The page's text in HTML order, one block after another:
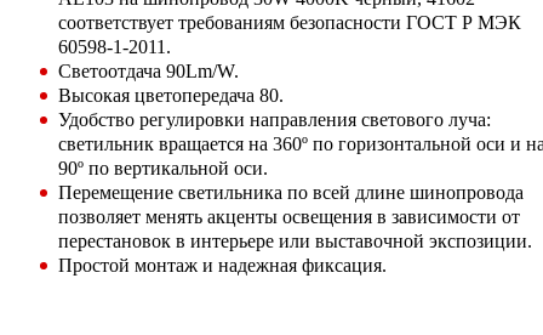
соответствует требованиям безопасности ГОСТ Р МЭК
60598-1-2011.
Светоотдача 90Lm/W.
Высокая цветопередача 80.
Удобство регулировки направления светового луча:
светильник вращается на 360º по горизонтальной оси и
90º по вертикальной оси.
Перемещение светильника по всей длине шинопровода
позволяет менять акценты освещения в зависимости от
перестановок в интерьере или выставочной экспозиции.
Простой монтаж и надежная фиксация.